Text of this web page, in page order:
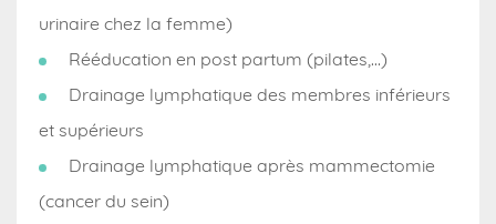
urinaire chez la femme)
Rééducation en post partum (pilates,…)
Drainage lymphatique des membres inférieurs
et supérieurs
Drainage lymphatique après mammectomie
(cancer du sein)